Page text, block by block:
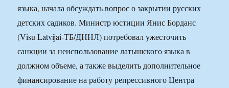
языка, начала обсуждать вопрос о закрытии русских
детских садиков. Министр юстиции Янис Борданс
(Visu Latvijai-ТБ/ДННЛ) потребовал ужесточить
санкции за неиспользование латышского языка в
должном объеме, а также выделить дополнительное
финансирование на работу репрессивного Центра